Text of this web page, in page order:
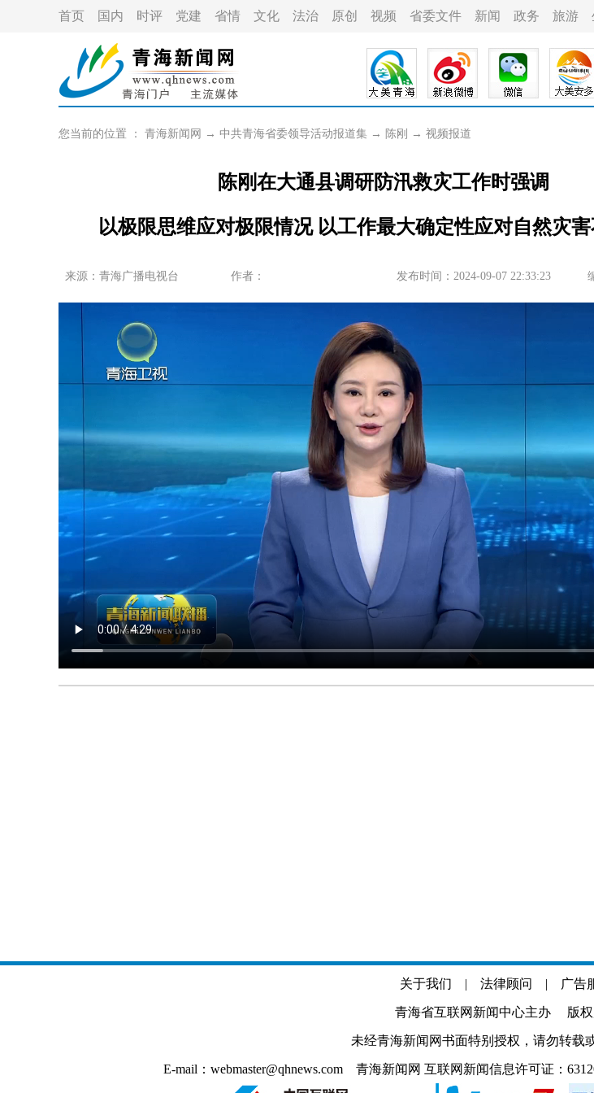
首页 国内 时评 党建 省情 文化 法治 原创 视频 省委文件 新闻 政务 旅游
您当前的位置 ： 青海新闻网 → 中共青海省委领导活动报道集 → 陈刚 → 视频报道
陈刚在大通县调研防汛救灾工作时强调
以极限思维应对极限情况 以工作最大确定性应对自然灾
来源：青海广播电视台 作者： 发布时间：2024-09-07 22:33:23
关于我们 | 法律顾问 | 广告
青海省互联网新闻中心主办 版权
未经青海新闻网书面特别授权，请勿转载
E-mail：webmaster@qhnews.com 青海新闻网 互联网新闻信息许可证：